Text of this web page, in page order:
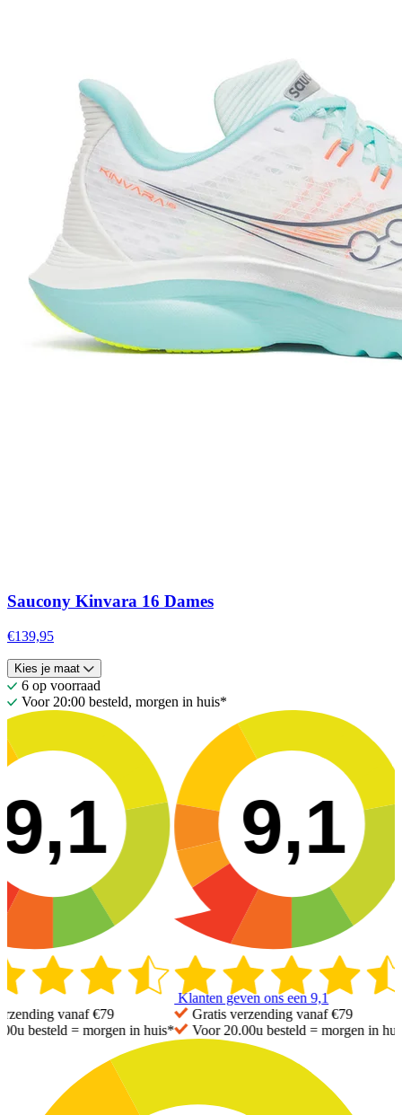
Saucony Kinvara 16 Dames
€139,95
Kies je maat
6 op voorraad
Voor 20:00 besteld, morgen in huis*
Klanten geven ons een9,1
vanaf €79
besteld =morgen in huis*
9,1
Gratisverzending vanaf €79
Voor 20.00u besteld =morgen in huis*